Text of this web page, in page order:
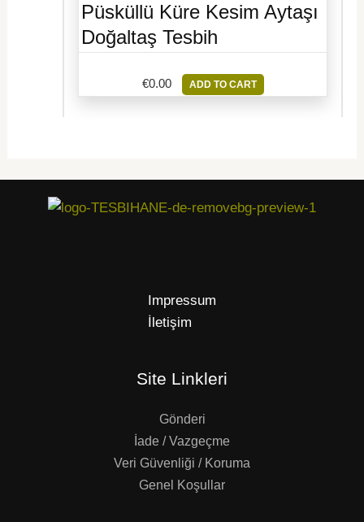
Püsküllü Küre Kesim Aytaşı
Doğaltaş Tesbih
€0.00 ADD TO CART
Impressum
İletişim
Site Linkleri
Gönderi
İade / Vazgeçme
Veri Güvenliği / Koruma
Genel Koşullar